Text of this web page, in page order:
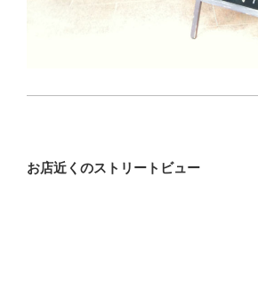
お店近くのストリートビュー